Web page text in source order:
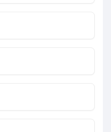
كيف أحصل على توصيل